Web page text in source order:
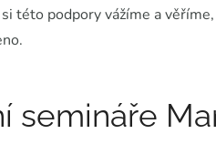
této podpory vážíme a věříme,
semináře